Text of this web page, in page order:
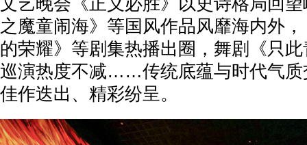
之魔童闹海》等国风作品风靡海内外
的荣耀》等剧集热播出圈，舞剧《只
巡演热度不减……传统底蕴与时代气质
佳作迭出、精彩纷呈。